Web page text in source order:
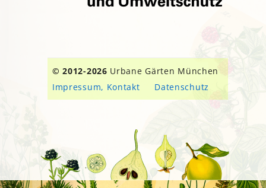
© 2012-2026 Urbane Gärten München
Impressum, Kontakt
Datenschutz